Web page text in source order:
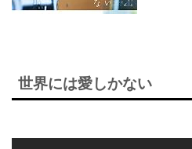
世界には愛しかない